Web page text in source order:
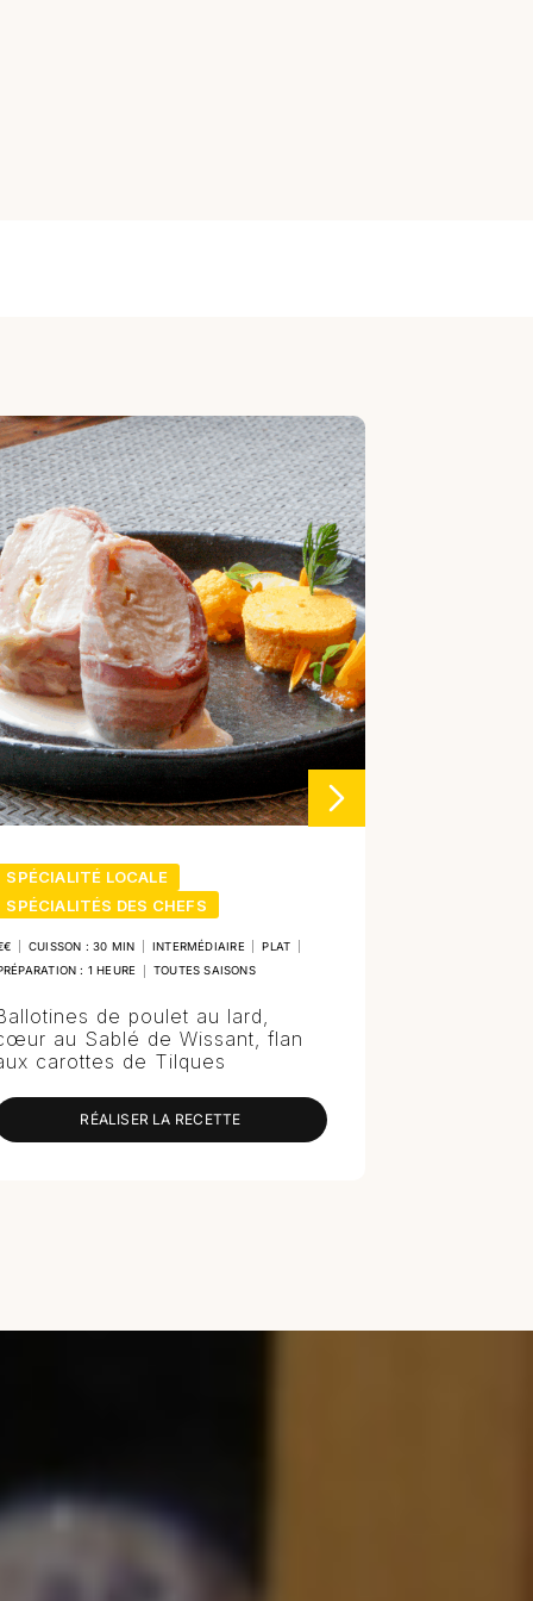
SPÉCIALITÉ LOCALE
SPÉCIALITÉS DES CHEFS
CUISSON : 30 MIN INTERMÉDIAIRE PLAT
: 1 HEURE
TOUTES SAISONS
de poulet au lard,
au Sablé de Wissant, flan
carottes de Tilques
RÉALISER LA RECETTE